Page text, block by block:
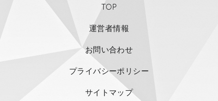
TOP
運営者情報
お問い合わせ
プライバシーポリシー
サイトマップ